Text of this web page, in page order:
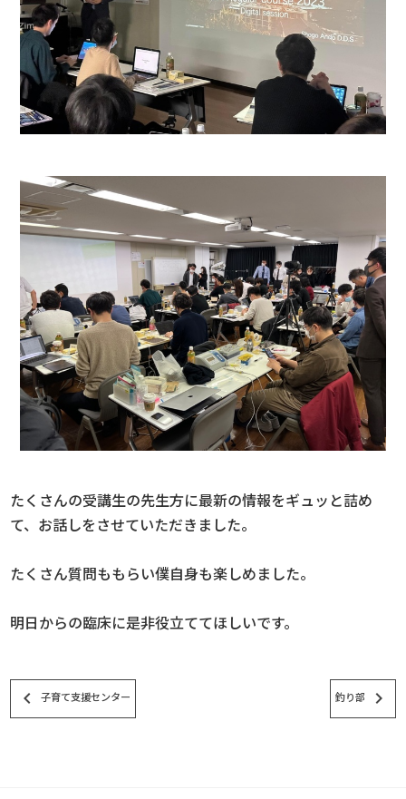
たくさんの受講生の先生方に最新の情報をギュッと詰め
て、お話しをさせていただきました。
たくさん質問ももらい僕自身も楽しめました。
明日からの臨床に是非役立ててほしいです。
keyboard_arrow_left 子育て支援センター 釣り部 keyboard_arrow_right